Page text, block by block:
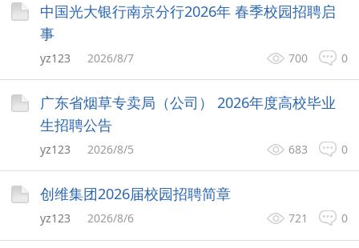
中国光大银行南京分行2026年 春季校园招聘启
事
0
700
yz123 2026/8/7
广东省烟草专卖局（公司） 2026年度高校毕业
生招聘公告
0
683
yz123 2026/8/5
创维集团2026届校园招聘简章
0
721
yz123 2026/8/6